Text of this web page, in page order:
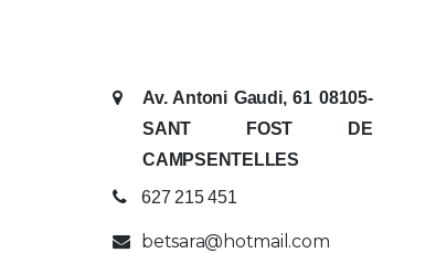
Av. Antoni Gaudi, 61 08105-
SANT FOST DE
CAMPSENTELLES
627 215 451
betsara@hotmail.com